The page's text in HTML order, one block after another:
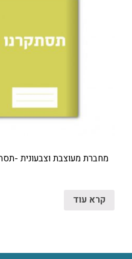
מחברת מעוצבת וצבעונית -
קרא עוד